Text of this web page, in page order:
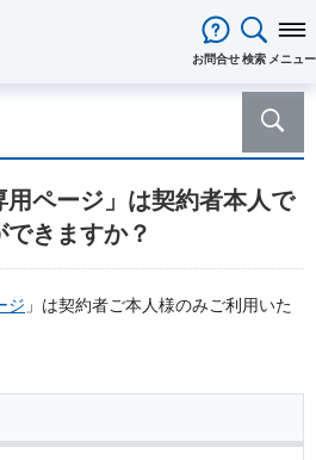
お問合せ検索 メニュー
保険の基礎知識
け
法人向け保険商品
申込方法の違い
メディカルＫｉｔ Ｒ
あんしん治療サポート保険R
メディカルＫｉｔエールＲ
あんしん終身エール
ご契約者様
内
「ワンタイム手続き」のご案内
保険証券・控除証明書の発行・再
人のお客様
ん生命について
会社情報
動
た取組み
用ページ」は契約者本人で
きますか？
ジ 」は契約者ご本人様のみご利用いた